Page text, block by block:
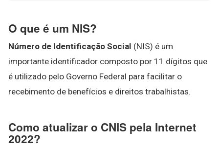
O que é um NIS?
Número de Identificação Social (NIS) é um
importante identificador composto por 11 dígitos que
é utilizado pelo Governo Federal para facilitar o
recebimento de benefícios e direitos trabalhistas.
Como atualizar o CNIS pela Internet
2022?